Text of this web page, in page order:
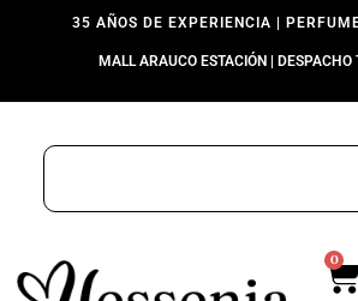
35 AÑOS DE EXPERIENCIA |
MALL ARAUCO ESTACIÓN | DESPACHO
0